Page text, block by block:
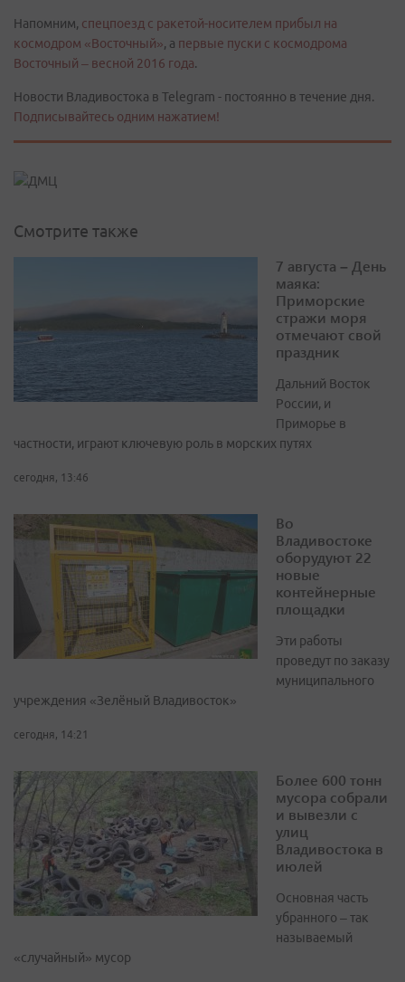
Напомним, спецпоезд с ракетой-носителем прибыл на
космодром «Восточный», а первые пуски с космодрома
Восточный – весной 2016 года.
Новости Владивостока в Telegram - постоянно в течение дня.
Подписывайтесь одним нажатием!
Смотрите также
7 августа – День
маяка:
Приморские
стражи моря
отмечают свой
праздник
Дальний Восток
России, и
Приморье в
частности, играют ключевую роль в морских путях
сегодня, 13:46
Во
Владивостоке
оборудуют 22
новые
контейнерные
площадки
Эти работы
проведут по заказу
муниципального
учреждения «Зелёный Владивосток»
сегодня, 14:21
Более 600 тонн
мусора собрали
и вывезли с
улиц
Владивостока в
июлей
Основная часть
убранного – так
называемый
«случайный» мусор